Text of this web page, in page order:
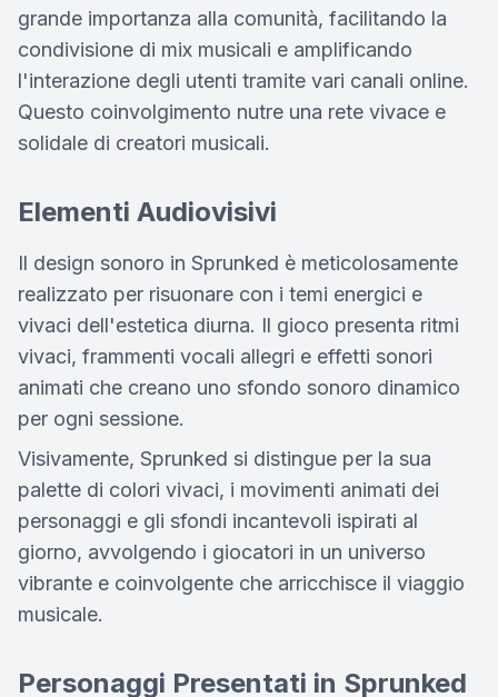
grande importanza alla comunità, facilitando la
condivisione di mix musicali e amplificando
l'interazione degli utenti tramite vari canali online.
Questo coinvolgimento nutre una rete vivace e
solidale di creatori musicali.
Elementi Audiovisivi
Il design sonoro in Sprunked è meticolosamente
realizzato per risuonare con i temi energici e
vivaci dell'estetica diurna. Il gioco presenta ritmi
vivaci, frammenti vocali allegri e effetti sonori
animati che creano uno sfondo sonoro dinamico
per ogni sessione.
Visivamente, Sprunked si distingue per la sua
palette di colori vivaci, i movimenti animati dei
personaggi e gli sfondi incantevoli ispirati al
giorno, avvolgendo i giocatori in un universo
vibrante e coinvolgente che arricchisce il viaggio
musicale.
Personaggi Presentati in Sprunked